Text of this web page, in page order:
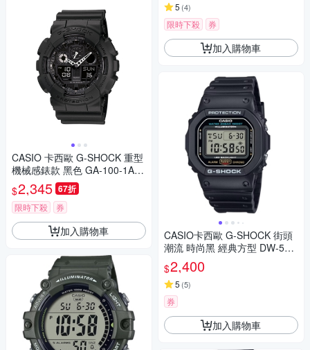
CASIO 卡西歐 G-SHOCK 重型
機械感錶款 黑色 GA-100-1A1
H_51.2mm
$2,345 67折
限時下殺 券
加入購物車
5 (4)
限時下殺 券
加入購物車
CASIO卡西歐 G-SHOCK 街頭
潮流 時尚黑 經典方型 DW-560
0UE-1_42.8mm
$2,400
5 (5)
券
加入購物車